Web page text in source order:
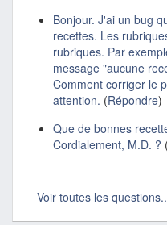
Bonjour. J'ai un bug
recettes. Les
rubriques. Par
message "aucune
Comment corriger le
attention. (Répondre)
Que de bonnes
Cordialement, M.D. ? (
Voir toutes les